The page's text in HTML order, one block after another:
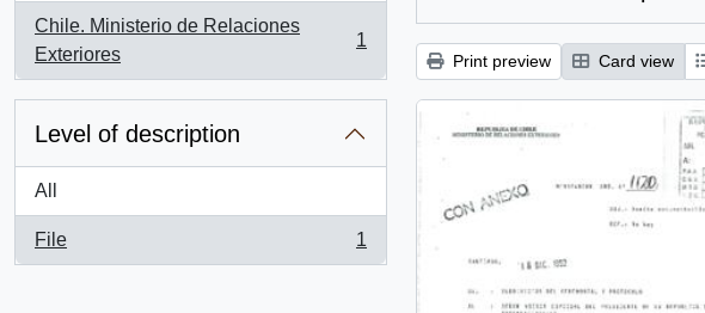
Chile. Ministerio de Relaciones
Exteriores
, 1 results
1
Level of description
All
File
, 1 results
1
Print preview Card view